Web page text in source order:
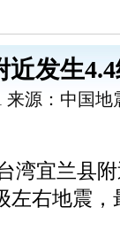
近发生
来源：中国
湾宜兰县
左右地震